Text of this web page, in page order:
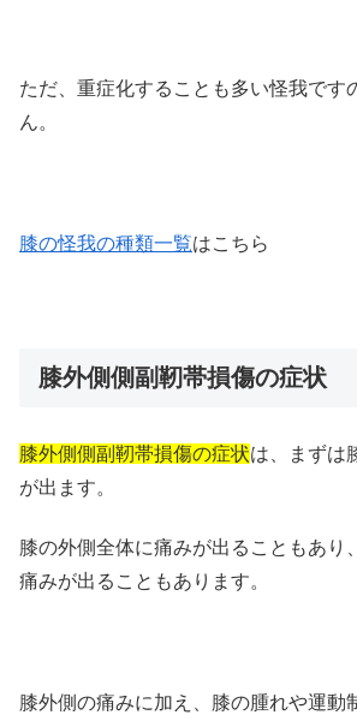
ただ、重症化することも多い怪我です
ん。
膝の怪我の種類一覧はこちら
膝外側側副靭帯損傷の症状
膝外側側副靭帯損傷の症状は、まずは
が出ます。
膝の外側全体に痛みが出ることもあり
痛みが出ることもあります。
膝外側の痛みに加え、膝の腫れや運動